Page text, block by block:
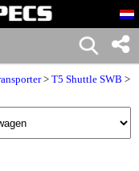
> T5 Shuttle SWB >